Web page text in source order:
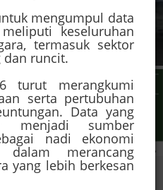
mengumpul data
keseluruhan
termasuk sektor
dan runcit.
turut merangkumi
serta pertubuhan
Data yang
menjadi sumber
nadi ekonomi
merancang
yang lebih berkesan